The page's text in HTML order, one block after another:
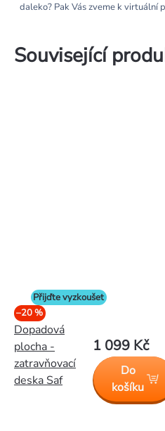
daleko? Pak Vás zveme k virtuální
Související
Přijďte vyzkoušet
–20 %
Dopadová
plocha -
zatravňovací
deska Saf
1 099 Kč
Do
košíku